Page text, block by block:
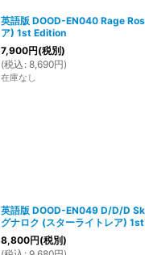
英語版 DOOD-EN040 Rage
ア) 1st Edition
7,900円(税別)
(税込 : 8,690円)
在庫なし
英語版 DOOD-EN049 D/D/D
グナロク (スターライトレア)
8,800円(税別)